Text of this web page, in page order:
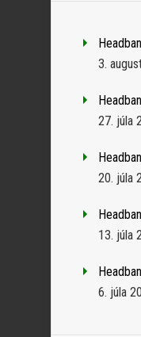
3.
27. júla
20. júla
13. júla
6. júla